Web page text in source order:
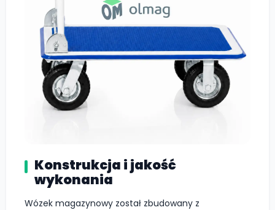
Konstrukcja i jakość
wykonania
Wózek magazynowy został zbudowany z